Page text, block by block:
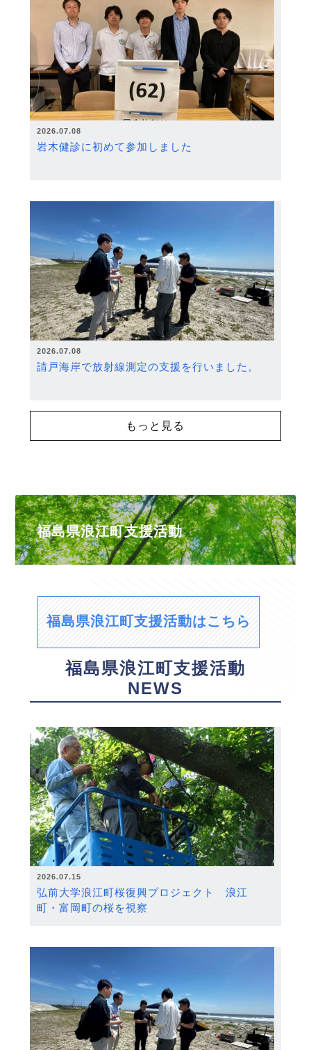
2026.07.08
岩木健診に初めて参加しました
2026.07.08
請戸海岸で放射線測定の支援を行いました。
もっと見る
福島県浪江町支援活動
福島県浪江町支援活動はこちら
福島県浪江町支援活動
NEWS
2026.07.15
弘前大学浪江町桜復興プロジェクト 浪江
町・富岡町の桜を視察